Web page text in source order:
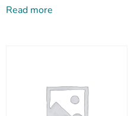
Read more